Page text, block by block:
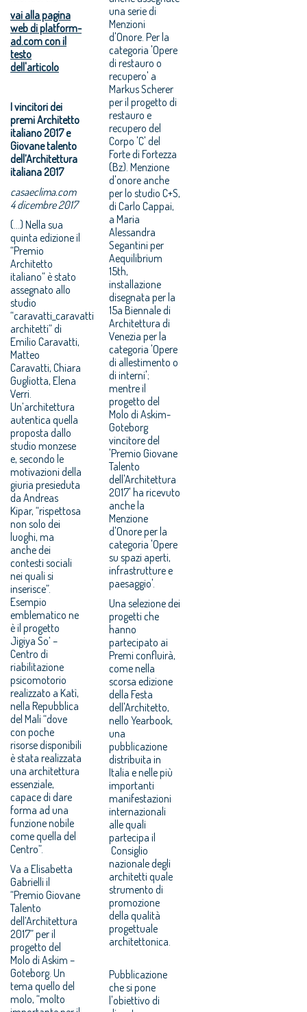
vai alla pagina
web di platform-
ad.com con il
testo
dell'articolo
I vincitori dei
premi Architetto
italiano 2017 e
Giovane talento
dell’Architettura
italiana 2017
casaeclima.com
4 dicembre 2017
(...) Nella sua
quinta edizione il
“Premio
Architetto
italiano” è stato
assegnato allo
studio
“caravatti_caravatti
architetti” di
Emilio Caravatti,
Matteo
Caravatti, Chiara
Gugliotta, Elena
Verri.
Un’architettura
autentica quella
proposta dallo
studio monzese
e, secondo le
motivazioni della
giuria presieduta
da Andreas
Kipar, “rispettosa
non solo dei
luoghi, ma
anche dei
contesti sociali
nei quali si
inserisce”.
Esempio
emblematico ne
è il progetto
Jigiya So’ –
Centro di
riabilitazione
psicomotorio
realizzato a Katì,
nella Repubblica
del Mali “dove
con poche
risorse disponibili
è stata realizzata
una architettura
essenziale,
capace di dare
forma ad una
funzione nobile
come quella del
Centro”.
Va a Elisabetta
Gabrielli il
“Premio Giovane
Talento
dell’Architettura
2017” per il
progetto del
Molo di Askim –
Goteborg. Un
tema quello del
molo, “molto
una serie di
Menzioni
d'Onore. Per la
categoria 'Opere
di restauro o
recupero' a
Markus Scherer
per il progetto di
restauro e
recupero del
Corpo 'C' del
Forte di Fortezza
(Bz). Menzione
d'onore anche
per lo studio C+S,
di Carlo Cappai,
a Maria
Alessandra
Segantini per
Aequilibrium
15th,
installazione
disegnata per la
15a Biennale di
Architettura di
Venezia per la
categoria 'Opere
di allestimento o
di interni';
mentre il
progetto del
Molo di Askim-
Goteborg
vincitore del
'Premio Giovane
Talento
dell'Architettura
2017' ha ricevuto
anche la
Menzione
d'Onore per la
categoria 'Opere
su spazi aperti,
infrastrutture e
paesaggio'.
Una selezione dei
progetti che
hanno
partecipato ai
Premi confluirà,
come nella
scorsa edizione
della Festa
dell'Architetto,
nello Yearbook,
una
pubblicazione
distribuita in
Italia e nelle più
importanti
manifestazioni
internazionali
alle quali
partecipa il
Consiglio
nazionale degli
architetti quale
strumento di
promozione
della qualità
progettuale
architettonica.
Pubblicazione
che si pone
l'obiettivo di